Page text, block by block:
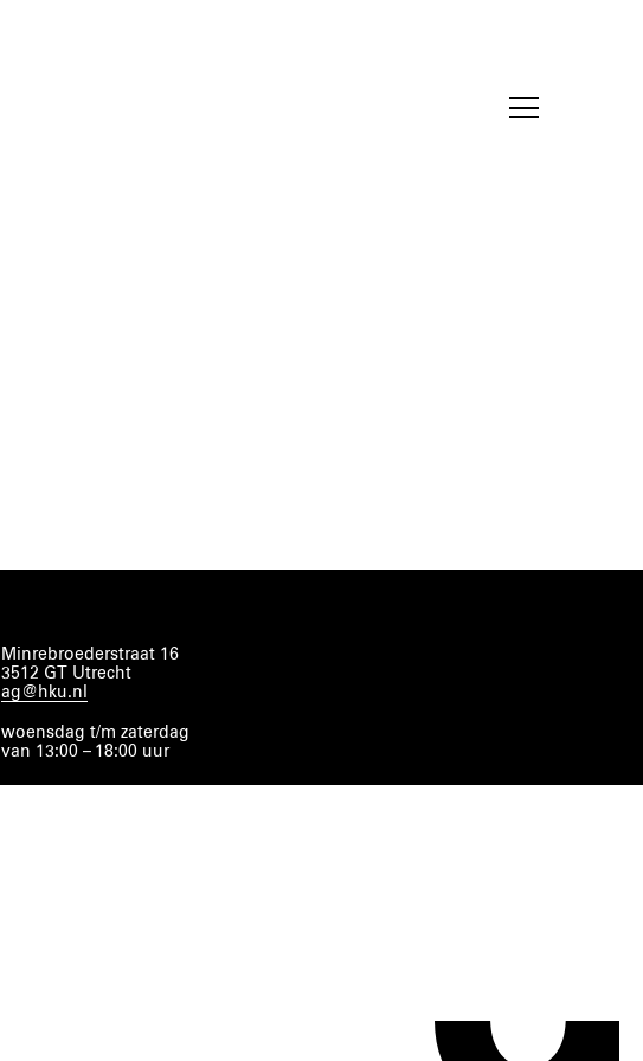
Minrebroederstraat 16
3512 GT Utrecht
ag@hku.nl
woensdag t/m zaterdag
van 13:00 – 18:00 uur